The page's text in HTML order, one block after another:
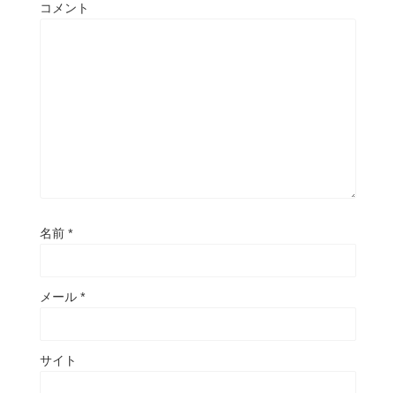
コメント
名前 *
メール *
サイト